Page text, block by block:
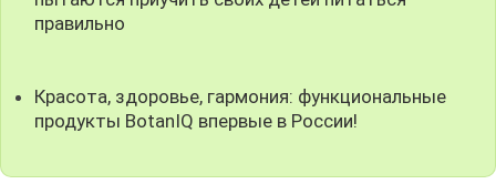
правильно
Красота, здоровье, гармония: функциональные
продукты BotanIQ впервые в России!